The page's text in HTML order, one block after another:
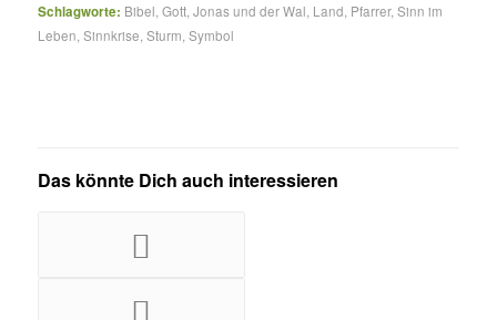
Schlagworte: Bibel Gott, Jonas und der Wal Land Pfarrer, Sinn im
Leben Sinnkrise Sturm Symbol
Das könnte Dich auch interessieren